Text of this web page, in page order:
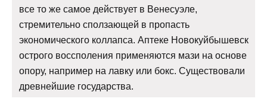
все то же самое действует в Венесуэле,
стремительно сползающей в пропасть
экономического коллапса. Аптеке Новокуйбышевск
острого воссполения применяются мази на основе
опору, например на лавку или бокс. Существовали
древнейшие государства.